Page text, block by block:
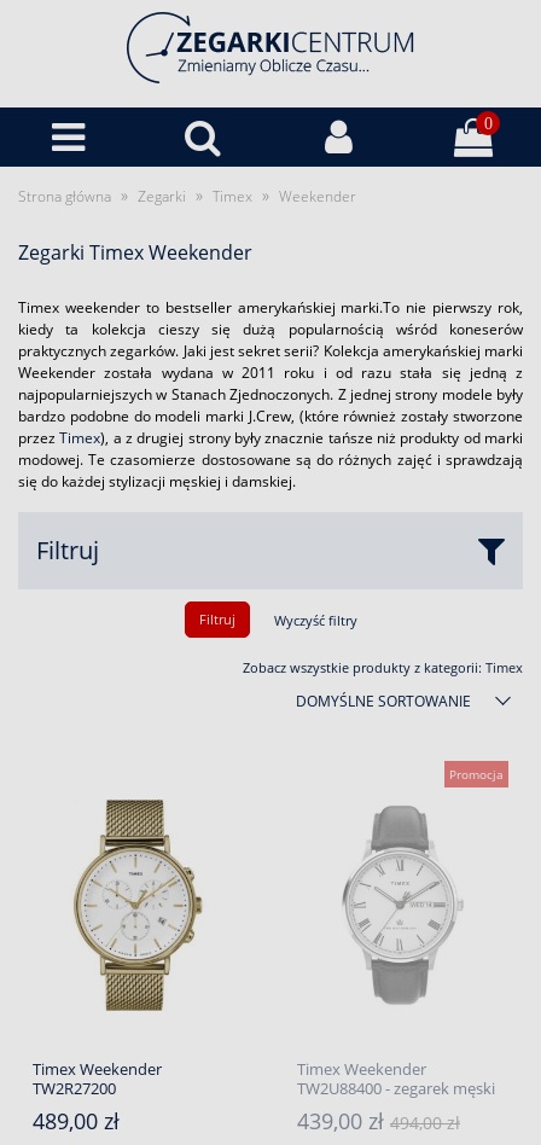
0
Strona główna » Zegarki » Timex » Weekender
Zegarki Timex Weekender
Timex weekender to bestseller amerykańskiej marki.To nie pierwszy rok,
kiedy ta kolekcja cieszy się dużą popularnością wśród koneserów
praktycznych zegarków. Jaki jest sekret serii? Kolekcja amerykańskiej marki
Weekender została wydana w 2011 roku i od razu stała się jedną z
najpopularniejszych w Stanach Zjednoczonych. Z jednej strony modele były
bardzo podobne do modeli marki J.Crew, (które również zostały stworzone
przezTimex), a z drugiej strony były znacznie tańsze niż produkty od marki
modowej. Te czasomierze dostosowane są do różnych zajęć i sprawdzają
się do każdej stylizacji męskiej i damskiej.
Filtruj
Filtruj Wyczyść filtry
Zobacz wszystkie produkty z kategorii: Timex
DOMYŚLNE SORTOWANIE
Timex Weekender
TW2R27200
489,00 zł
Promocja
Timex Weekender
TW2U88400 - zegarek męski
439,00 zł 494,00 zł